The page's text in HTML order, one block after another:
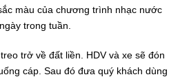
màu của chương trình nhạc nước
trong tuần.
trở về đất liền. HDV và xe sẽ đón
cáp. Sau đó đưa quý khách dùng